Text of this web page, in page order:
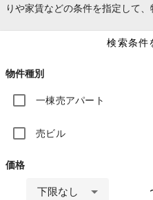
りや家賃などの条件を指定して
検索条件
物件種別
一棟売アパート
売ビル
価格
下限なし